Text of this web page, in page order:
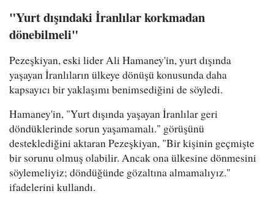
"Yurt dışındaki İranlılar korkmadan
dönebilmeli"
Pezeşkiyan, eski lider Ali Hamaney'in, yurt dışında
yaşayan İranlıların ülkeye dönüşü konusunda daha
kapsayıcı bir yaklaşımı benimsediğini de söyledi.
Hamaney'in, "Yurt dışında yaşayan İranlılar geri
döndüklerinde sorun yaşamamalı." görüşünü
desteklediğini aktaran Pezeşkiyan, "Bir kişinin geçmişte
bir sorunu olmuş olabilir. Ancak ona ülkesine dönmesini
söylemeliyiz; döndüğünde gözaltına almamalıyız."
ifadelerini kullandı.